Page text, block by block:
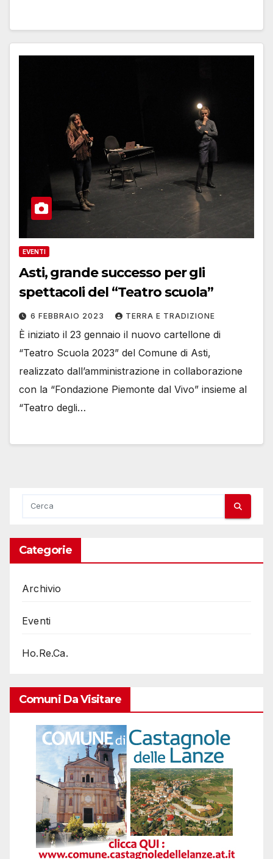
EVENTI
Asti, grande successo per gli
spettacoli del “Teatro scuola”
6 FEBBRAIO 2023 TERRA E TRADIZIONE
È iniziato il 23 gennaio il nuovo cartellone di
“Teatro Scuola 2023” del Comune di Asti,
realizzato dall’amministrazione in collaborazione
con la “Fondazione Piemonte dal Vivo” insieme al
“Teatro degli…
Categorie
Archivio
Eventi
Ho.Re.Ca.
Comuni Da Visitare